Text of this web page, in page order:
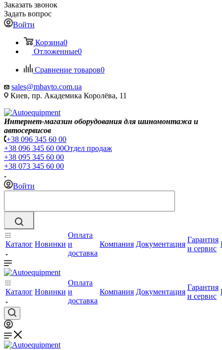
Заказать звонок
Задать вопрос
Войти
Корзина0
Отложенные0
Сравнение товаров0
sales@mbavto.com.ua
Киев, пр. Академика Королёва, 11
Интернет-магазин оборудования для шиномонтажа и
автосервисов
+38 096 345 60 00
+38 096 345 60 00Отдел продаж
+38 095 345 60 00
+38 073 345 60 00
Войти
Каталог Новинки
Оплата
и
доставка
Компания Документация
Гарантия
и сервис
Каталог Новинки
Оплата
и
доставка
Компания Документация
Гарантия
и сервис